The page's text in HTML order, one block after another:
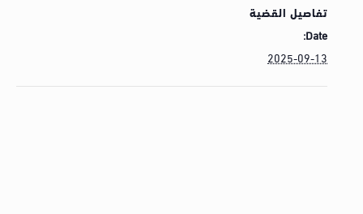
تفاصيل القضية
Date:
2025-09-13